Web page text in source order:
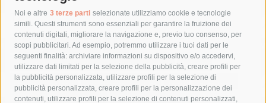
Noi e altre 3 terze parti selezionate utilizziamo cookie e tecnologie
simili. Questi strumenti sono essenziali per garantire la fruizione dei
contenuti digitali, migliorare la navigazione e, previo tuo consenso, per
scopi pubblicitari. Ad esempio, potremmo utilizzare i tuoi dati per le
seguenti finalità: archiviare informazioni su dispositivo e/o accedervi,
utilizzare dati limitati per la selezione della pubblicità, creare profili per
la pubblicità personalizzata, utilizzare profili per la selezione di
pubblicità personalizzata, creare profili per la personalizzazione dei
contenuti, utilizzare profili per la selezione di contenuti personalizzati,
Tag
acqua allerta meteo
anas
area marina protetta di punta campanella
arresto
Asl Napoli 3 sud
capitaneria di porto capri
carabinieri
castellammare di stabia
circumvesuviana